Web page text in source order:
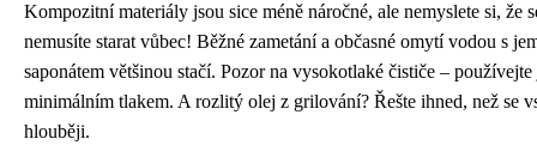
Kompozitní materiály jsou sice méně náročné, ale nemyslete si, že
nemusíte starat vůbec! Běžné zametání a občasné omytí vodou s
saponátem většinou stačí. Pozor na vysokotlaké čističe – používejte
minimálním tlakem. A rozlitý olej z grilování? Řešte ihned, než se
hlouběji.